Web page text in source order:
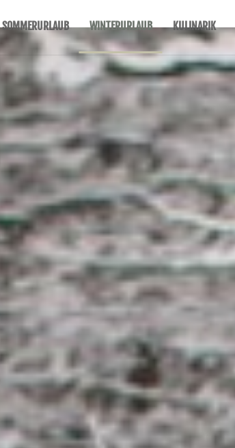
SOMMERURLAUB WINTERURLAUB KULINARIK